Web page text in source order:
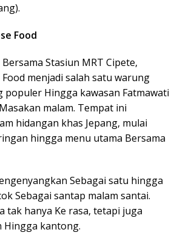
Food
Stasiun MRT Cipete,
Food menjadi salah satu warung
populer Hingga kawasan Fatmawati
malam. Tempat ini
hidangan khas Jepang, mulai
hingga menu utama Bersama
Sebagai satu hingga
Sebagai santap malam santai.
tak hanya Ke rasa, tetapi juga
Hingga kantong.